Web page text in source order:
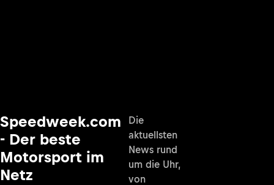
Speedweek.com
- Der beste
Motorsport im
Netz
Die
aktuellsten
News rund
um die Uhr,
von